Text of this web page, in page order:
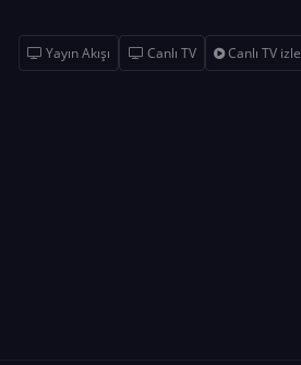
Yayın Akışı Canlı TV Canlı TV izle